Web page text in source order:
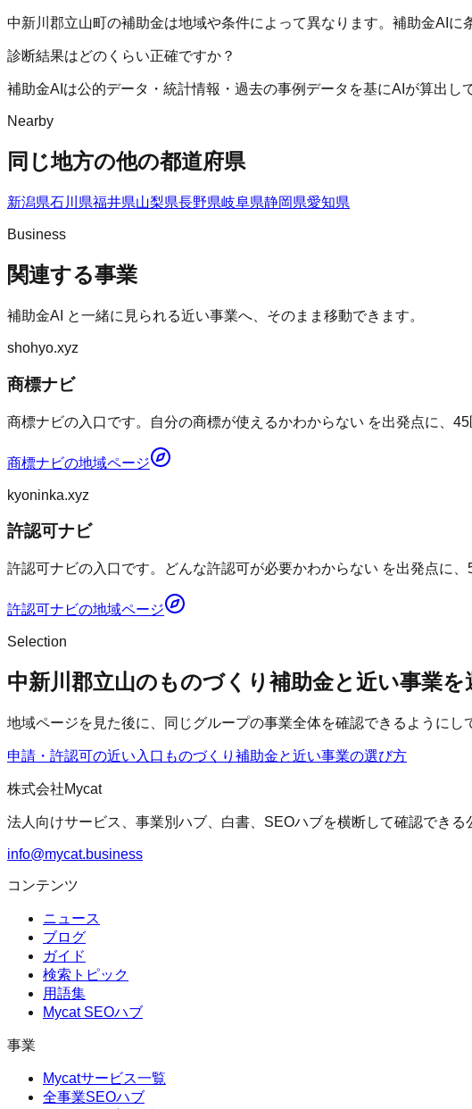
中新川郡立山町の補助金は地域や条件によって異なります。補助金AI
診断結果はどのくらい正確ですか？
補助金AIは公的データ・統計情報・過去の事例データを基にAIが算出
Nearby
同じ地方の他の都道府県
新潟県石川県福井県山梨県長野県岐阜県静岡県愛知県
Business
関連する事業
補助金AI と一緒に見られる近い事業へ、そのまま移動できます。
shohyo.xyz
商標ナビ
商標ナビの入口です。自分の商標が使えるかわからない を出発点に、
商標ナビの地域ページ
kyoninka.xyz
許認可ナビ
許認可ナビの入口です。どんな許認可が必要かわからない を出発点に
許認可ナビの地域ページ
Selection
中新川郡立山のものづくり補助金と近い事業を
地域ページを見た後に、同じグループの事業全体を確認できるようにし
申請・許認可の近い入口 ものづくり補助金と近い事業の選び方
株式会社Mycat
法人向けサービス、事業別ハブ、白書、SEOハブを横断して確認できる
info@mycat.business
コンテンツ
ニュース
ブログ
ガイド
検索トピック
用語集
Mycat SEOハブ
事業
Mycatサービス一覧
全事業SEOハブ